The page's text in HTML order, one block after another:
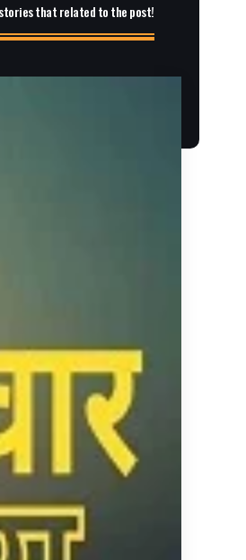
that related to the post!